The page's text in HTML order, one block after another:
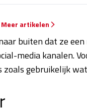
Meer artikelen
buiten dat ze
media kanalen.
gebruikelijk